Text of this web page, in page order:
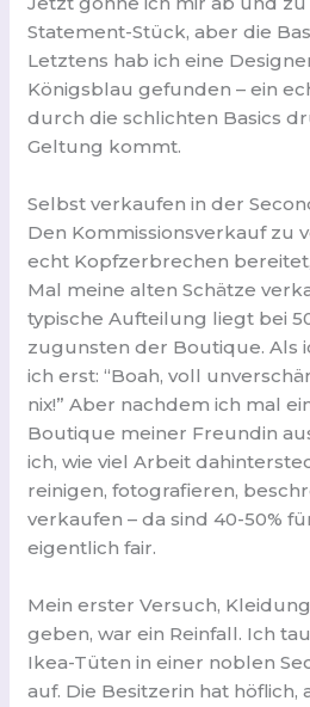
Statement-Stück, aber die
Letztens hab ich eine
Königsblau gefunden – ein
durch die schlichten Basics
Geltung kommt.
Selbst verkaufen in der
Den Kommissionsverkauf zu
echt Kopfzerbrechen
Mal meine alten Schätze
typische Aufteilung liegt bei
zugunsten der Boutique. Als
ich erst: “Boah, voll
nix!” Aber nachdem ich mal
Boutique meiner Freundin
ich, wie viel Arbeit
reinigen, fotografieren,
verkaufen – da sind 40-50%
eigentlich fair.
Mein erster Versuch,
geben, war ein Reinfall. Ich
Ikea-Tüten in einer noblen
auf. Die Besitzerin hat